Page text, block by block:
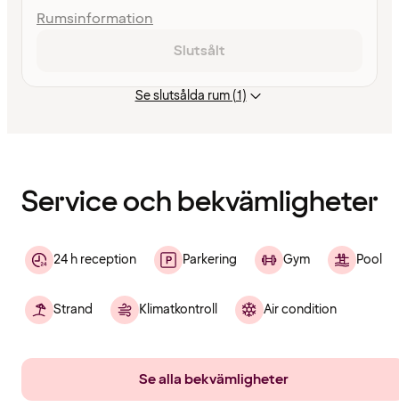
Rumsinformation
Slutsålt
Se slutsålda rum (1)
Service och bekvämligheter
24 h reception Parkering Gym Pool
Strand Klimatkontroll Air condition
Se alla bekvämligheter